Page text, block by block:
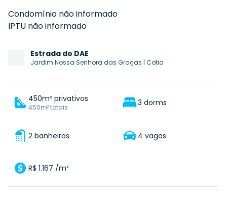
Condomínio não informado
IPTU não informado
Estrada do DAE
Jardim Nossa Senhora das Graças | Cotia
450m² privativos
450m² totais 3 dorms
2 banheiros 4 vagas
R$ 1.167 /m²